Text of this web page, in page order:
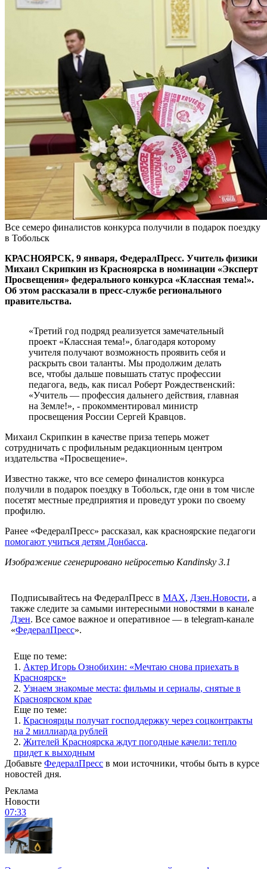
Все семеро финалистов конкурса получили в подарок поездку
в Тобольск
КРАСНОЯРСК, 9 января, ФедералПресс. Учитель физики
Михаил Скрипкин из Красноярска в номинации «Эксперт
Просвещения» федерального конкурса «Классная тема!».
Об этом рассказали в пресс-службе регионального
правительства.
«Третий год подряд реализуется замечательный
проект «Классная тема!», благодаря которому
учителя получают возможность проявить себя и
раскрыть свои таланты. Мы продолжим делать
все, чтобы дальше повышать статус профессии
педагога, ведь, как писал Роберт Рождественский:
«Учитель — профессия дальнего действия, главная
на Земле!», - прокомментировал министр
просвещения России Сергей Кравцов.
Михаил Скрипкин в качестве приза теперь может
сотрудничать с профильным редакционным центром
издательства «Просвещение».
Известно также, что все семеро финалистов конкурса
получили в подарок поездку в Тобольск, где они в том числе
посетят местные предприятия и проведут уроки по своему
профилю.
Ранее «ФедералПресс» рассказал, как красноярские педагоги
помогают учиться детям Донбасса.
Изображение сгенерировано нейросетью Kandinsky 3.1
Подписывайтесь на ФедералПресс в МАХ, Дзен.Новости, а
также следите за самыми интересными новостями в канале
Дзен. Все самое важное и оперативное — в telegram-канале
«ФедералПресс».
Еще по теме:
1. Актер Игорь Ознобихин: «Мечтаю снова приехать в
Красноярск»
2. Узнаем знакомые места: фильмы и сериалы, снятые в
Красноярском крае
Еще по теме:
1. Красноярцы получат господдержку через соцконтракты
на 2 миллиарда рублей
2. Жителей Красноярска ждут погодные качели: тепло
придет к выходным
Добавьте ФедералПресс в мои источники, чтобы быть в курсе
новостей дня.
Реклама
Новости
07:33